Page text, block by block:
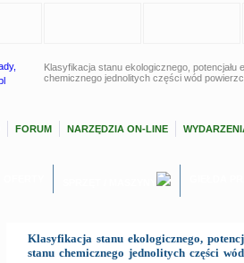
Klasyfikacja stanu ekologicznego, potencjału
chemicznego jednolitych części wód
FORUM NARZĘDZIA ON-LINE
Klasyfikacja stanu ekologicznego,
stanu chemicznego jednolitych części